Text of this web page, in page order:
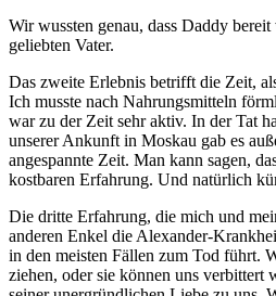
Wir wussten genau, dass Daddy
geliebten Vater.
Das zweite Erlebnis betrifft die Zeit,
Ich musste nach Nahrungsmitteln
war zu der Zeit sehr aktiv. In der Tat
unserer Ankunft in Moskau gab es
angespannte Zeit. Man kann sagen,
kostbaren Erfahrung. Und natürlich
Die dritte Erfahrung, die mich und
anderen Enkel die Alexander-
in den meisten Fällen zum Tod führt.
ziehen, oder sie können uns verbittert